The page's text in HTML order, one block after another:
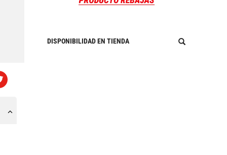
DISPONIBILIDAD EN TIENDA